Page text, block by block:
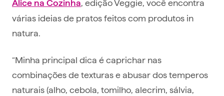
Alice na Cozinha
várias ideias de pratos feitos com produtos in
natura.
“Minha principal dica é caprichar nas
combinações de texturas e abusar dos temperos
naturais (alho, cebola, tomilho, alecrim, sálvia,